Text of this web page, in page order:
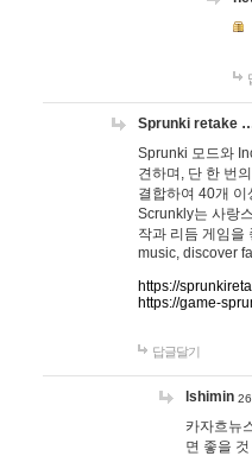
Sprunki retake
Sprunki 모드와
견하며, 단 한 번
결합하여 40개
Scrunkly는 사랑
작과 리듬 게임을
music, discover
https://
https://game-
답글달기
lshimin
카자흐뉴
면 좋을